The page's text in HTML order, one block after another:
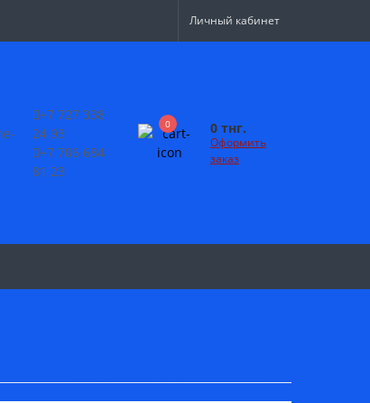
Личный кабинет
+7 727 338
24 93
+7 706 684
81 23
0 0 тнг.
Оформить
заказ